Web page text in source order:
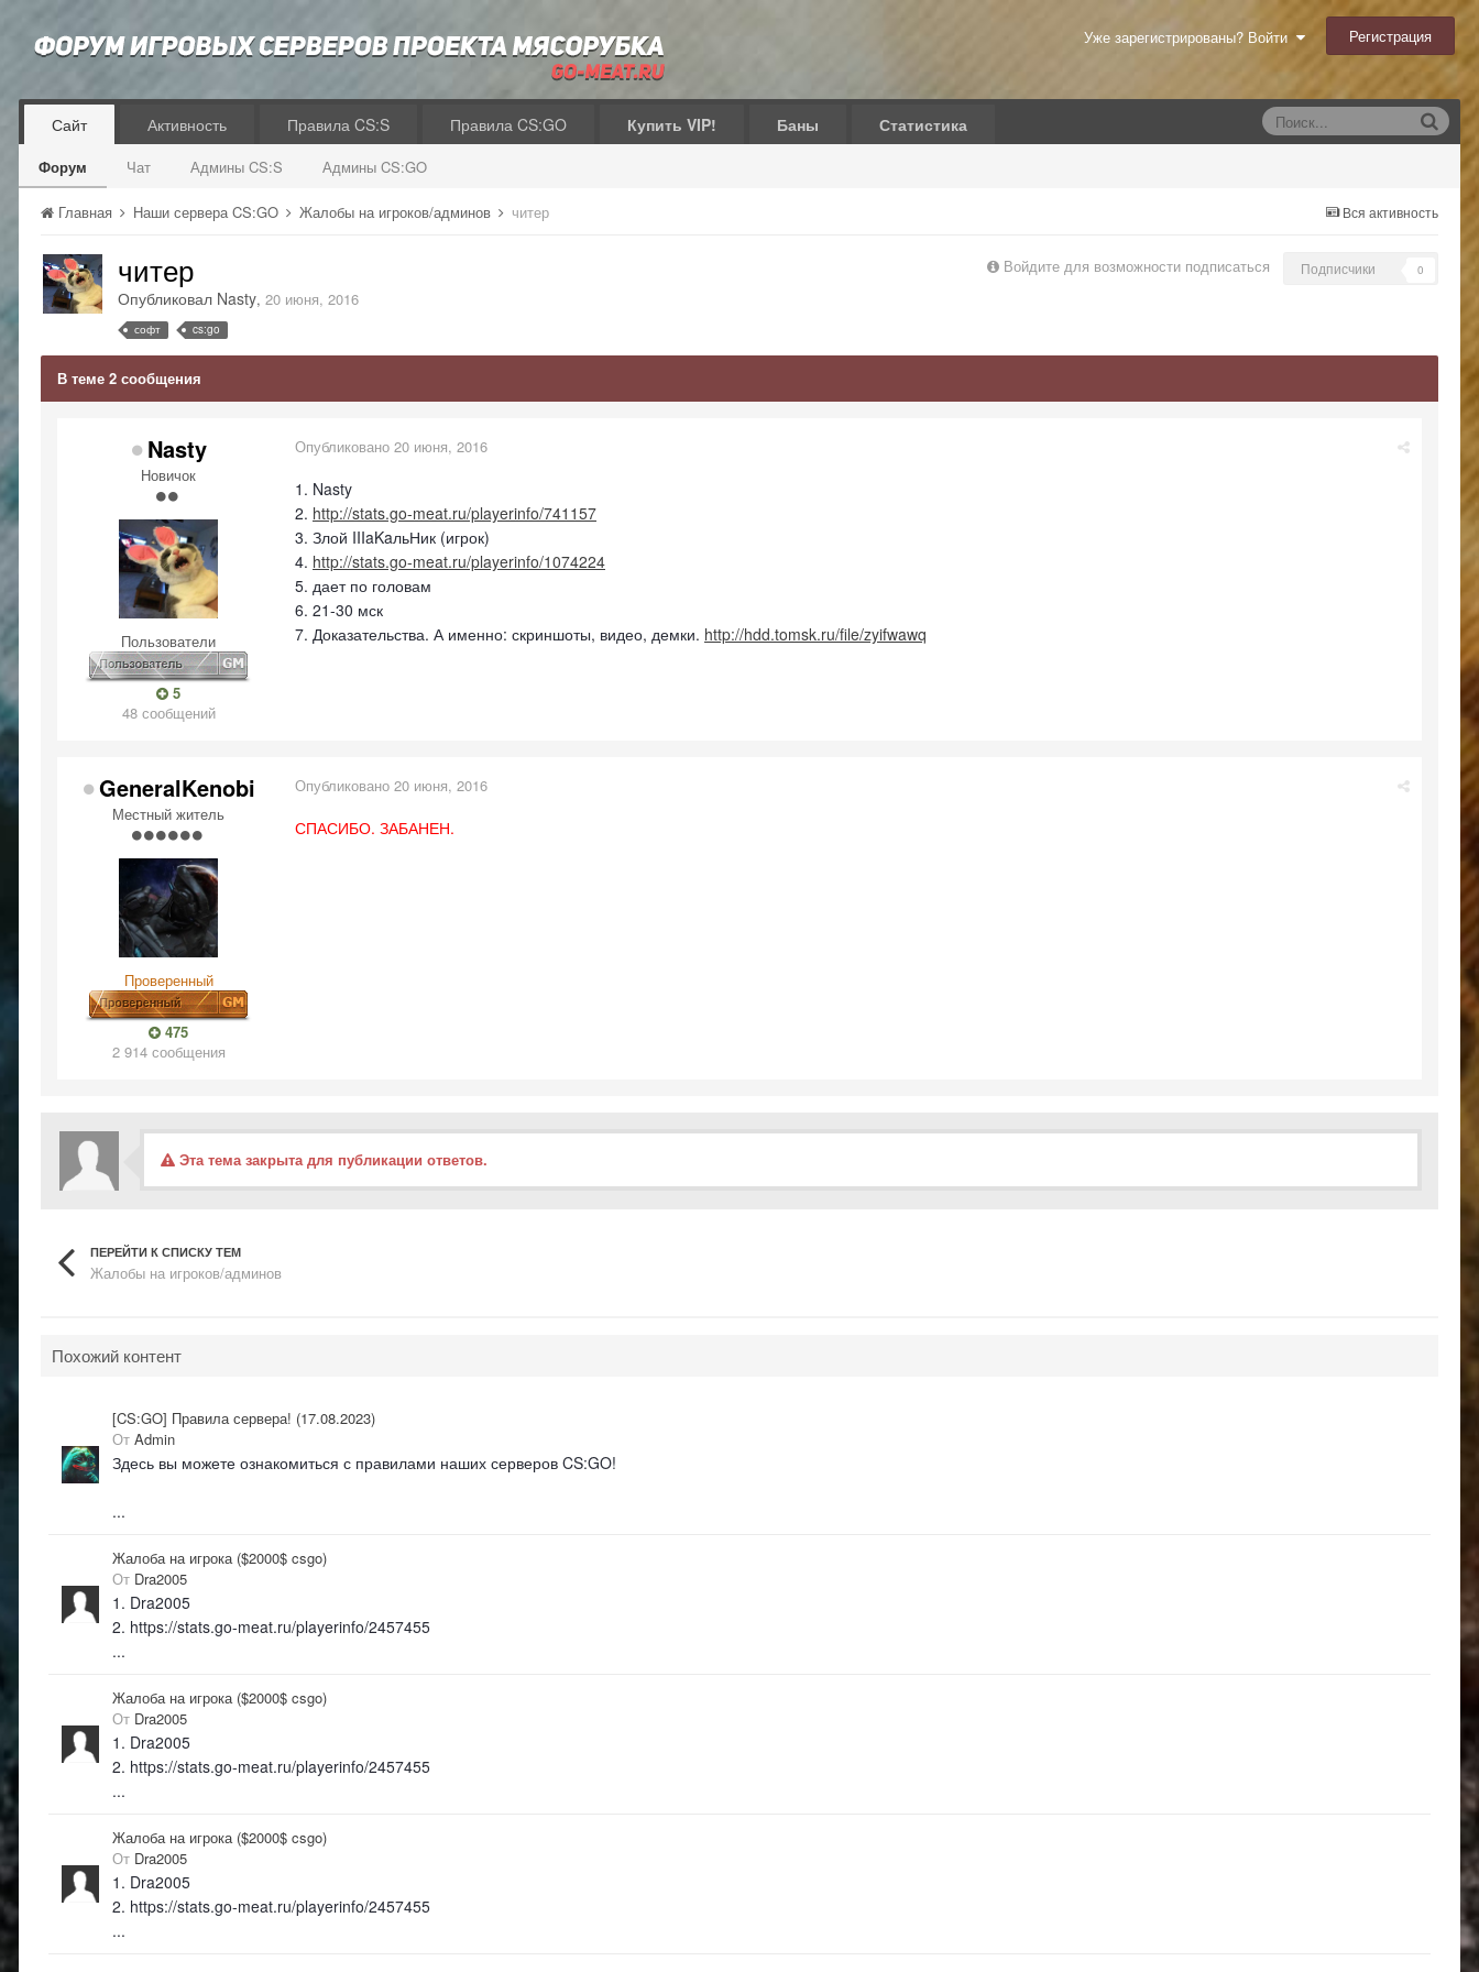
Уже зарегистрированы? Войти Регистрация
Сайт
Форум Чат Админы CS:S Админы CS:GO
Активность Правила CS:S Правила CS:GO Купить VIP! Баны Статистика
Вся активность
Главная Наши сервера CS:GO Жалобы на игроков/админов читер
Войдите для возможности подписаться Подписчики 0
читер
Опубликовал Nasty, 20 июня, 2016
софт cs:go
В теме 2 сообщения
Nasty
Новичок
Пользователи
5
48 сообщений
Опубликовано 20 июня, 2016
1. Nasty
2. http://stats.go-meat.ru/playerinfo/741157
3. Злой IIIaKaльНик (игрок)
4. http://stats.go-meat.ru/playerinfo/1074224
5. дает по головам
6. 21-30 мск
7. Доказательства. А именно: скриншоты, видео, демки. http://hdd.tomsk.ru/file/zyifwawq
GeneralKenobi
Местный житель
Проверенный
475
2 914 сообщения
Опубликовано 20 июня, 2016
СПАСИБО. ЗАБАНЕН.
Эта тема закрыта для публикации ответов.
ПЕРЕЙТИ К СПИСКУ ТЕМ
Жалобы на игроков/админов
Похожий контент
[CS:GO] Правила сервера! (17.08.2023)
От Admin
Здесь вы можете ознакомиться с правилами наших серверов CS:GO!
...
Жалоба на игрока ($2000$ csgo)
От Dra2005
1. Dra2005
2. https://stats.go-meat.ru/playerinfo/2457455
...
Жалоба на игрока ($2000$ csgo)
От Dra2005
1. Dra2005
2. https://stats.go-meat.ru/playerinfo/2457455
...
Жалоба на игрока ($2000$ csgo)
От Dra2005
1. Dra2005
2. https://stats.go-meat.ru/playerinfo/2457455
...